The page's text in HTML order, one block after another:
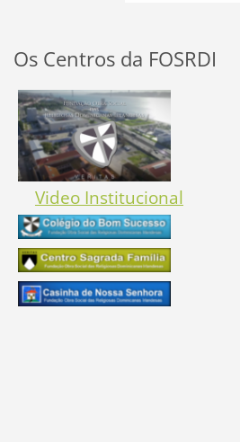
Os Centros da FOSRDI
Video Institucional